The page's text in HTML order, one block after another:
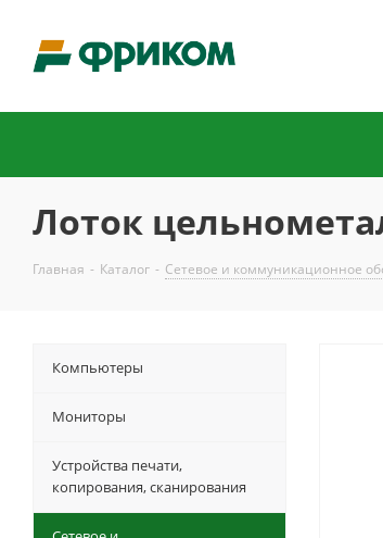
Лоток
Главная - Каталог - Сетевое и коммуникационное
Компьютеры
Мониторы
Устройства печати,
копирования, сканирования